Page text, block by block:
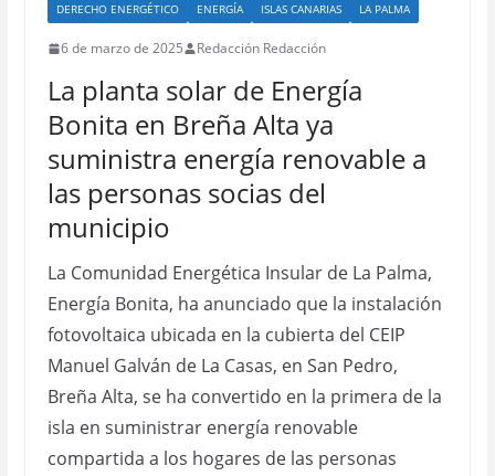
DERECHO ENERGÉTICO ENERGÍA ISLAS CANARIAS LA PALMA
6 de marzo de 2025 Redacción Redacción
La planta solar de Energía
Bonita en Breña Alta ya
suministra energía renovable a
las personas socias del
municipio
La Comunidad Energética Insular de La Palma,
Energía Bonita, ha anunciado que la instalación
fotovoltaica ubicada en la cubierta del CEIP
Manuel Galván de La Casas, en San Pedro,
Breña Alta, se ha convertido en la primera de la
isla en suministrar energía renovable
compartida a los hogares de las personas